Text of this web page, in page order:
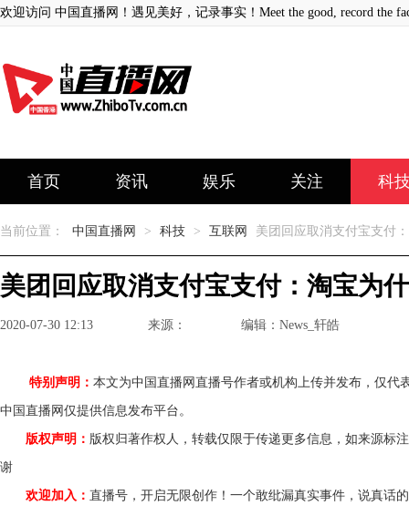
欢迎访问 中国直播网！遇见美好，记录事实！Meet the good, record the
首页 资讯 娱乐 关注 科
当前位置： 中国直播网 > 科技 > 互联网 美团回应取消支付宝支付
美团回应取消支付宝支付：淘宝为
2020-07-30 12:13 来源： 编辑：News_轩皓
特别声明： 本文为中国直播网直播号作者或机构上传并发布，仅
中国直播网仅提供信息发布平台。
版权声明： 版权归著作权人，转载仅限于传递更多信息，如来源标
谢
欢迎加入： 直播号，开启无限创作！一个敢纰漏真实事件，说真话